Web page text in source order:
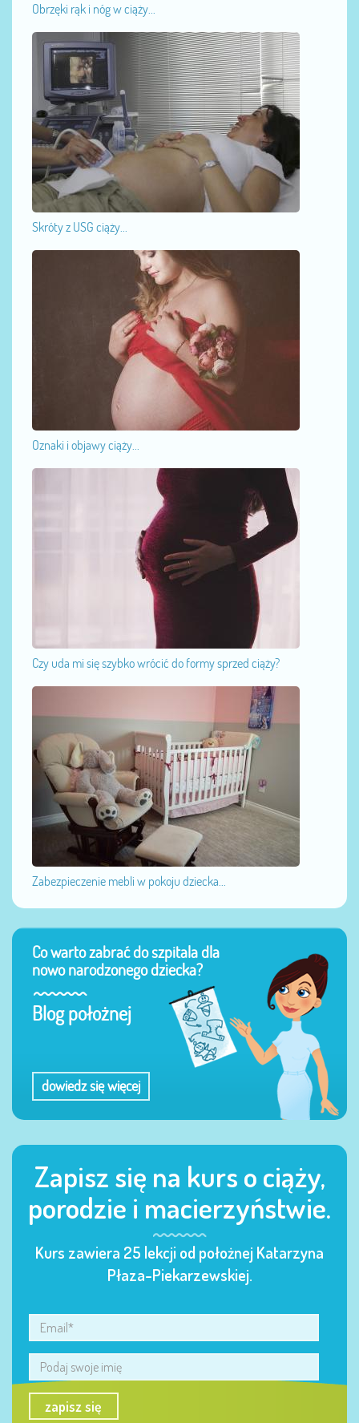
Obrzęki rąk i nóg w ciąży...
Skróty z USG ciąży...
Oznaki i objawy ciąży...
Czy uda mi się szybko wrócić do formy sprzed ciąży?
Zabezpieczenie mebli w pokoju dziecka...
Co warto zabrać do szpitala dla
nowo narodzonego dziecka?
Blog położnej
dowiedz się więcej
Zapisz się na kurs o ciąży,
porodzie i macierzyństwie.
Kurs zawiera 25 lekcji od położnej Katarzyna
Płaza-Piekarzewskiej.
zapisz się